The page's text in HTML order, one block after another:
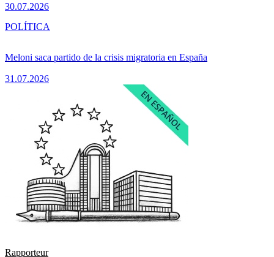
30.07.2026
Meloni saca partido de la crisis migratoria en España
31.07.2026
POLÍTICA
Rapporteur